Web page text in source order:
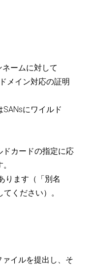
ームに対して
メイン対応の証明
にワイルド
ドカードの指定に応
ります（「別名
ください）。
ァイルを提出し、そ